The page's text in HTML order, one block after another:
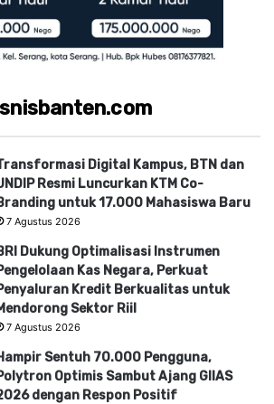
Digital Kampus, BTN dan
Resmi Luncurkan KTM Co-
untuk 17.000 Mahasiswa Baru
7 Agustus 2026
Dukung Optimalisasi Instrumen
Kas Negara, Perkuat
Kredit Berkualitas untuk
Sektor Riil
7 Agustus 2026
Sentuh 70.000 Pengguna,
Optimis Sambut Ajang GIIAS
dengan Respon Positif